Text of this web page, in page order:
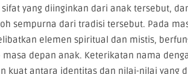
yang diinginkan dari anak tersebut,
sempurna dari tradisi tersebut. Pada
elemen spiritual dan mistis,
depan anak. Keterikatan nama
kuat antara identitas dan nilai-nilai yang